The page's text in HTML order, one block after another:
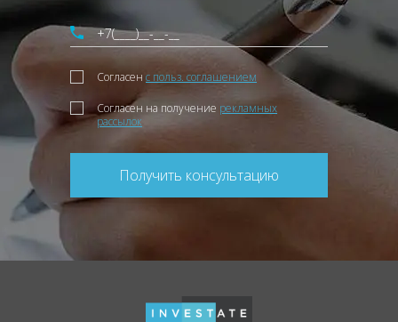
Согласен с польз. соглашением
Согласен на получение рекламных
рассылок
Получить консультацию